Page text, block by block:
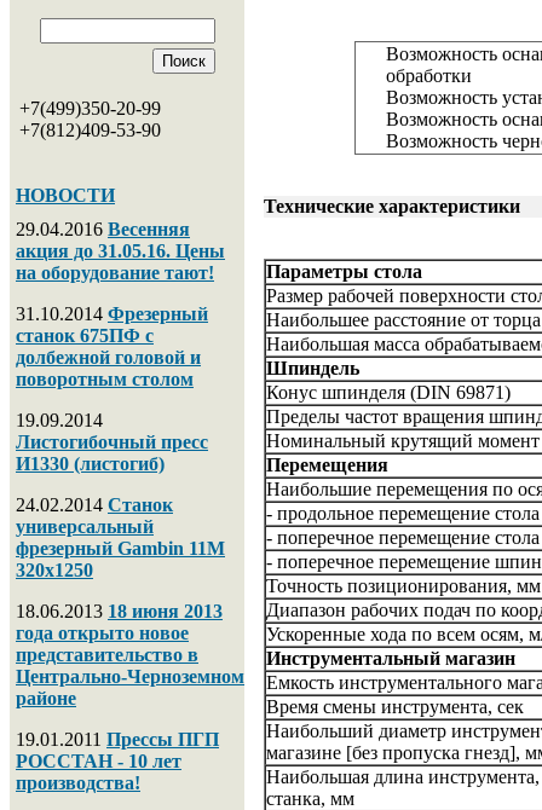
+7(499)350-20-99
+7(812)409-53-90
НОВОСТИ
29.04.2016 Весенняя
акция до 31.05.16. Цены
на оборудование тают!
31.10.2014 Фрезерный
станок 675ПФ с
долбежной головой и
поворотным столом
19.09.2014
Листогибочный пресс
И1330 (листогиб)
24.02.2014 Станок
универсальный
фрезерный Gambin 11M
320х1250
18.06.2013 18 июня 2013
года открыто новое
представительство в
Центрально-Черноземном
районе
19.01.2011 Прессы ПГП
РОССТАН - 10 лет
производства!
Возможность
обработки
Возможность
Возможность
Возможность
Технические характеристики
Параметры стола
Размер рабочей поверхности
Наибольшее расстояние от
Наибольшая масса
Шпиндель
Конус шпинделя (DIN 69871)
Пределы частот вращения
Номинальный крутящий
Перемещения
Наибольшие перемещения по
- продольное перемещение
- поперечное перемещение
- поперечное перемещение
Точность позиционирования, мм
Диапазон рабочих подач по
Ускоренные хода по всем осям,
Инструментальный магазин
Емкость инструментального
Время смены инструмента, сек
Наибольший диаметр
магазине [без пропуска гнезд],
Наибольшая длина
станка, мм